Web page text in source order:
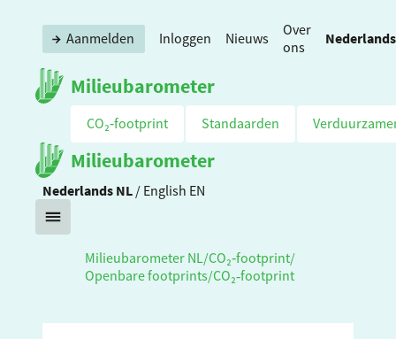
Milieubarometer
Aanmelden Inloggen Nieuws
Over
ons
Nederlands
CO₂‑footprint Standaarden
Milieubarometer
Nederlands NL / English EN
Milieubarometer NL /CO₂‑footprint/
Openbare footprints/CO₂‑footprint